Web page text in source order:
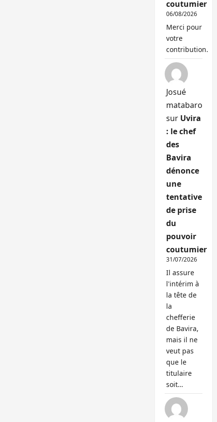
coutumier
06/08/2026
Merci pour
votre
contribution.
Josué
matabaro
sur Uvira
: le chef
des
Bavira
dénonce
une
tentative
de prise
du
pouvoir
coutumier
31/07/2026
Il assure
l'intérim à
la tête de
la
chefferie
de Bavira,
mais il ne
veut pas
que le
titulaire
soit…